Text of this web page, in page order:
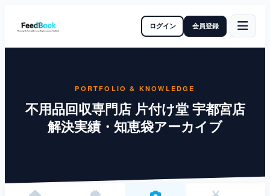
ログイン 会員登録
PORTFOLIO & KNOWLEDGE
不用品回収専門店 片付け堂 宇都宮店
解決実績・知恵袋アーカイブ